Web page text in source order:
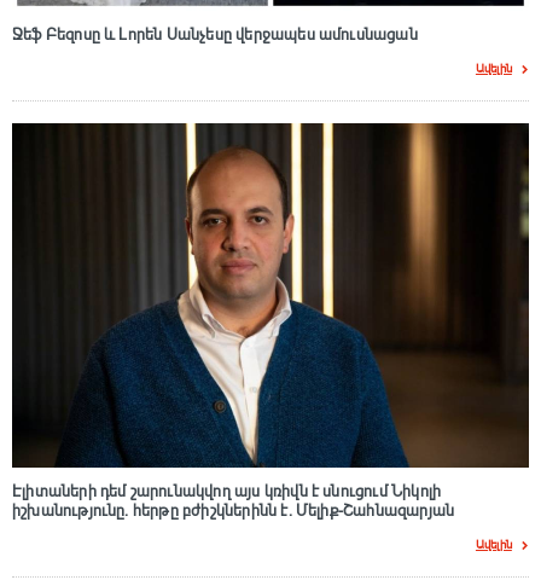
Ջեֆ Բեզոսը և Լորեն Սանչեսը վերջապես ամուսնացան
Ավելին
Էլիտաների դեմ շարունակվող այս կռիվն է սնուցում Նիկոլի
իշխանությունը. հերթը բժիշկներինն է. Մելիք-Շահնազարյան
Ավելին